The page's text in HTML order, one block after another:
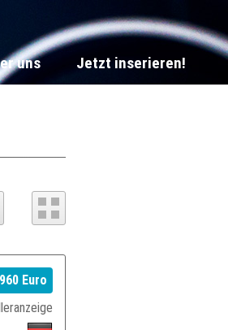
uns Jetzt inserieren!
Euro